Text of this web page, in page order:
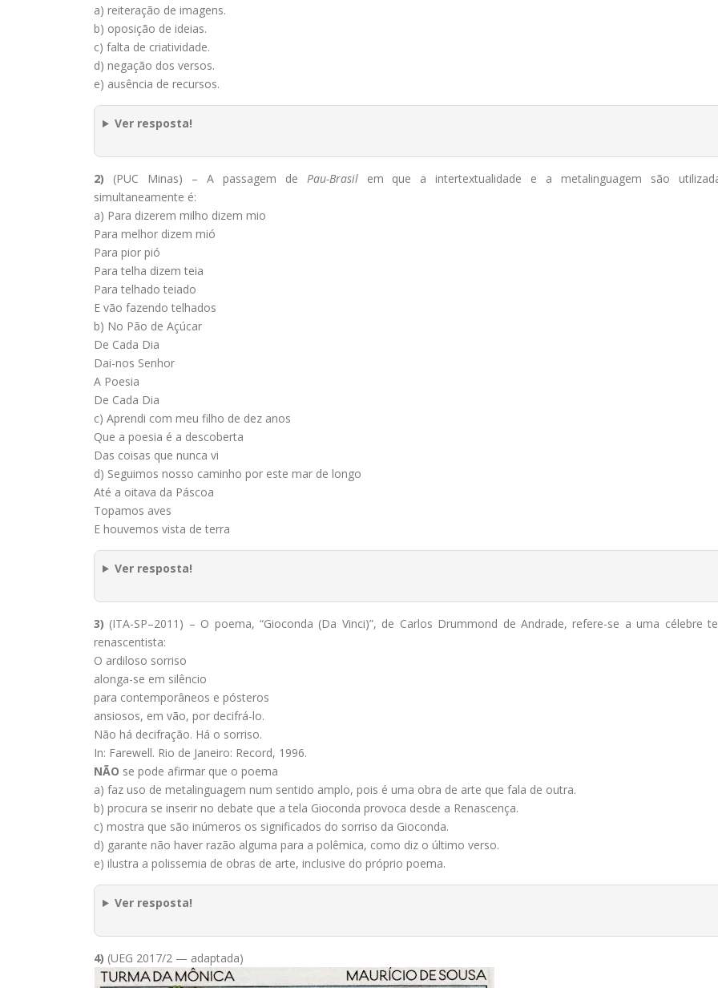
a) reiteração de imagens.
b) oposição de ideias.
c) falta de criatividade.
d) negação dos versos.
e) ausência de recursos.
Ver resposta!
2) (PUC Minas) – A passagem de Pau-Brasilem que a intertextualidade e a metalinguagem são
simultaneamente é:
a) Para dizerem milho dizem mio
Para melhor dizem mió
Para pior pió
Para telha dizem teia
Para telhado teiado
E vão fazendo telhados
b) No Pão de Açúcar
De Cada Dia
Dai-nos Senhor
A Poesia
De Cada Dia
c) Aprendi com meu filho de dez anos
Que a poesia é a descoberta
Das coisas que nunca vi
d) Seguimos nosso caminho por este mar de longo
Até a oitava da Páscoa
Topamos aves
E houvemos vista de terra
Ver resposta!
3) (ITA-SP–2011) – O poema, “Gioconda (Da Vinci)”, de Carlos Drummond de Andrade, refere-se a uma célebre
renascentista:
O ardiloso sorriso
alonga-se em silêncio
para contemporâneos e pósteros
ansiosos, em vão, por decifrá-lo.
Não há decifração. Há o sorriso.
In: Farewell. Rio de Janeiro: Record, 1996.
NÃO se pode afirmar que o poema
a) faz uso de metalinguagem num sentido amplo, pois é uma obra de arte que fala de outra.
b) procura se inserir no debate que a tela Gioconda provoca desde a Renascença.
c) mostra que são inúmeros os significados do sorriso da Gioconda.
d) garante não haver razão alguma para a polêmica, como diz o último verso.
e) ilustra a polissemia de obras de arte, inclusive do próprio poema.
Ver resposta!
4) (UEG 2017/2 — adaptada)